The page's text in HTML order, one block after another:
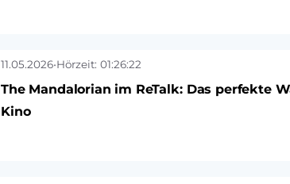
11.05.2026•Hörzeit: 01:26:22
The Mandalorian im ReTalk: Das perfekte
Kino